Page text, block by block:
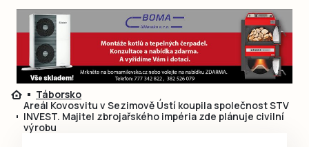
Obnovit heslo
Přihlásit se
Přihlásit se přes Facebook
Ještě nemám účet, chci se
Registrovat
Blogy
Inspirace
Čtenáři píší
Speciální přílohy
Táborsko
Areál Kovosvitu v Sezimově Ústí koupila společnost STV
INVEST. Majitel zbrojařského impéria zde plánuje civilní
výrobu